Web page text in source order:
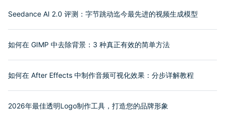
Seedance AI 2.0 评测：字节跳动迄今最先进的视频生成模型
如何在 GIMP 中去除背景：3 种真正有效的简单方法
如何在 After Effects 中制作音频可视化效果：分步详解教程
2026年最佳透明Logo制作工具，打造您的品牌形象